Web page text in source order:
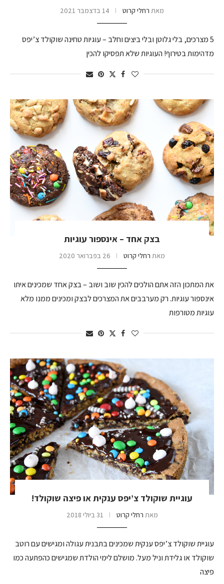
מאת רחלי קרוט 14 בדצמבר 2021
5 מצרכים, בלי גלוטן ובלי ביצים וחלב – עוגיות טחינה שוקולד צ’יפס
מדהימות בטירוף! העוגיות שלא תפסיקו להכין
בצק אחד – אינספור עוגיות
מאת רחלי קרוט 26 בפברואר 2020
את המתכון הזה אתם הולכים להכין שוב ושוב – בצק אחד שמכינים איתו
אינספור עוגיות. רק מערבבים את המצרכים לבצק ומכינים ממנו מלא
עוגיות מטורפות
עוגיית שוקולד צ’יפס ענקית או פיצה שוקולד!
מאת רחלי קרוט 31 ביולי 2018
עוגיית שוקולד צ’יפס ענקית שמכינים בתבנית עגולה ומגישים עם רוטב
שוקולד או גלידת וניל מעל. מושלם לימי הולדת שמגישים כהפתעה כמו
פיצה